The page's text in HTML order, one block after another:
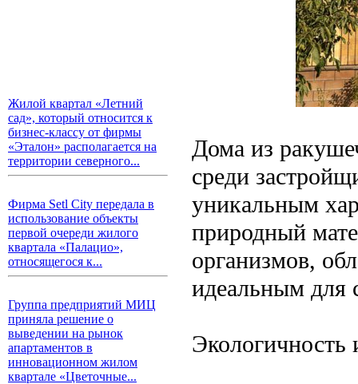
Жилой квартал «Летний
сад», который относится к
бизнес-классу от фирмы
«Эталон» располагается на
территории северного...
Фирма Setl City передала в
использование объекты
первой очереди жилого
квартала «Палацио»,
относящегося к...
Группа предприятий МИЦ
приняла решение о
выведении на рынок
апартаментов в
инновационном жилом
квартале «Цветочные...
Дома из
среди
уникальным
природный
организмов,
идеальным для
Экологичность